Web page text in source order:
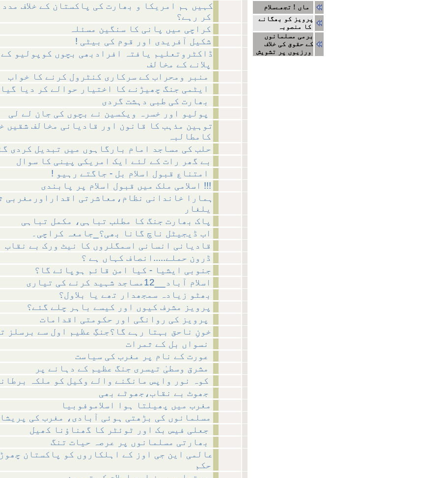
کہیں ہم امریکا و بھارت کی پاکستان کے خلاف
کر رہے؟
کراچی میں پانی کا سنگین مسئلہ
! شکیل آفریدی اور قوم کی بیٹی
ڈاکٹروتعلیم یافتہ افرادبھی بچوں کوپولیو
پلانے کے مخالف
توہین مذہب کا قانون اور قادیانی مخالف شقیں
کامطالبہ
حلب کی مساجد امام بارگاہوں میں تبدیل کردی
بے گھر رات کے لئے ایک امریکی پینی کا سوال
اسلامی ملک میں قبول اسلام پر پابندی !!!
ہمارا خاندانی نظام،معاشرتی اقداراورمغربی
یلغار
پاک بھارت جنگ کا مطلب تباہی، مکمل تباہی
اب ڈیجیٹل ناچ گانا بھی؟_جامعہ کراچی۔
قادیانی انسانی اسمگلروں کا نیٹ ورک بے نقاب
ڈرون حملے.....انصاف کہاں ہے ؟
جنوبی ایشیا - کیا امن قائم ہوپائے گا؟
اسلام آباد__12مساجد شہید کرنے کی تیاری
بھٹو زیادہ سمجھدار تھے یا بلاول؟
پرویز مشرف کیوں اور کیسے باہر چلے گئے؟
خونِ ناحق بہتا رہے گا؟جنگِ عظیم اول سے برسلز
مغرب میں پھیلتا ہوا اسلاموفوبیا
مسلمانوں کی بڑھتی ہوئی آبادی، مغرب کی
عالمی این جی اوز کے اہلکاروں کو پاکستان
حکم
پرویز کو بھگانے
کا منصوبہ
برمی مسلمانوں
کے حقوق کی خلاف
ورزیوں پر تشویش